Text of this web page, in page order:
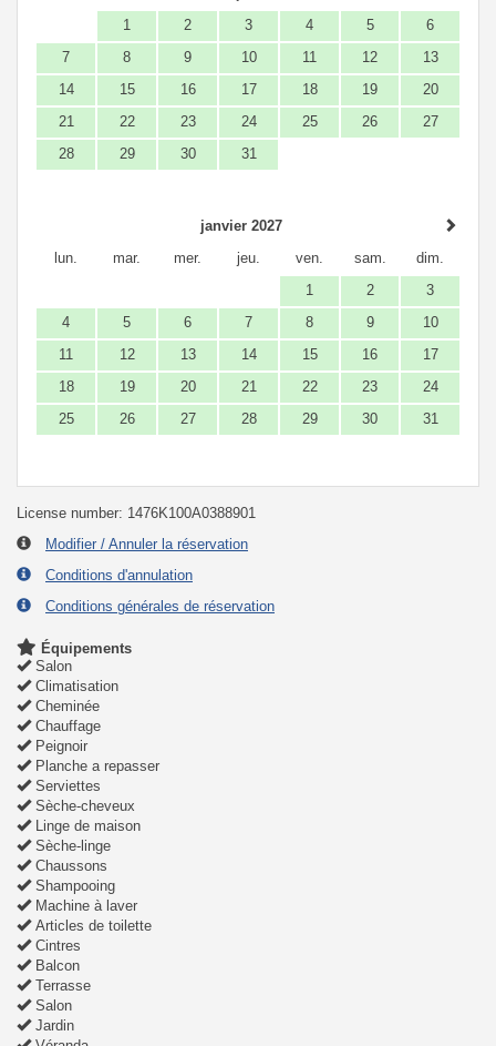
1
2 3 4 5
6
7
8 9 10 11 12
13
14
15 16 17 18 19
20
21
22 23 24 25 26
27
28
29 30 31
janvier 2027
lun.
mar. mer. jeu. ven. sam.
dim.
1
2
3
4
5 6 7 8 9
10
11
12 13 14 15 16
17
18
19 20 21 22 23
24
25
26 27 28 29 30 31
License number: 1476K100A0388901
Modifier / Annuler la réservation
Conditions d'annulation
Conditions générales de réservation
Équipements
Salon
Climatisation
Cheminée
Chauffage
Peignoir
Planche a repasser
Serviettes
Sèche-cheveux
Linge de maison
Sèche-linge
Chaussons
Shampooing
Machine à laver
Articles de toilette
Cintres
Balcon
Terrasse
Salon
Jardin